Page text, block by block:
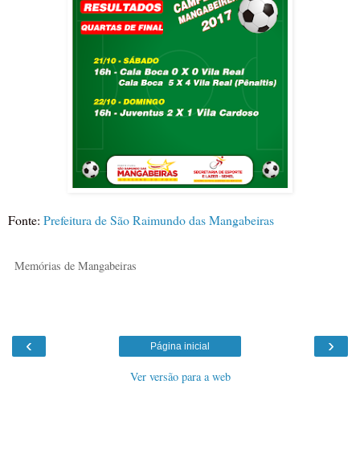
Fonte: Prefeitura de São Raimundo das Mangabeiras
Memórias de Mangabeiras
‹ ›
Página inicial
Ver versão para a web